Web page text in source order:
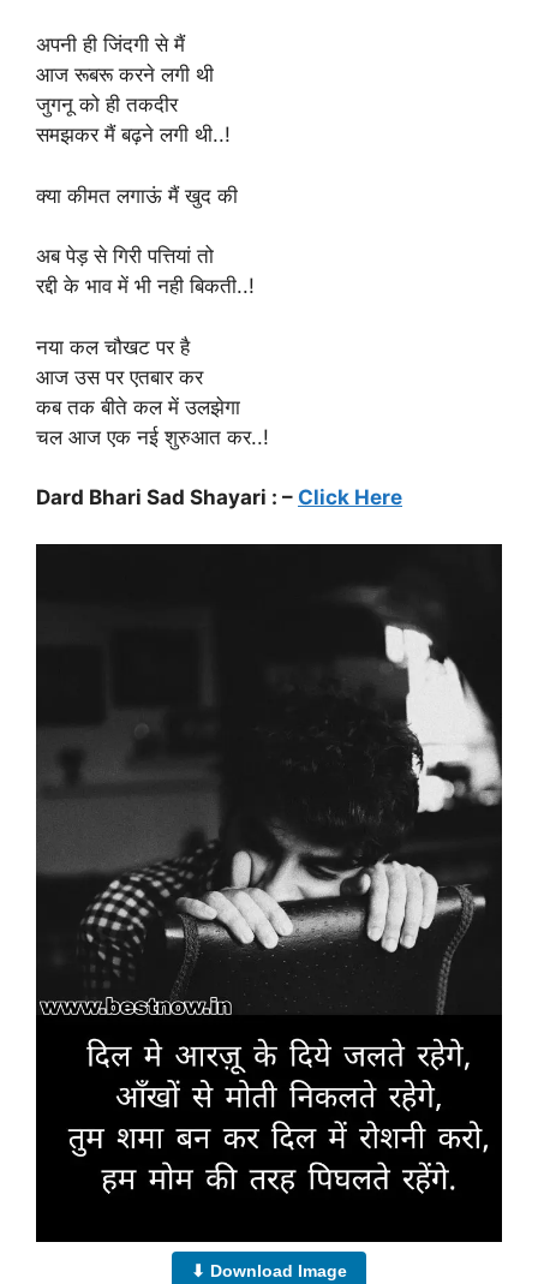
अपनी ही जिंदगी से मैं
आज रूबरू करने लगी थी
जुगनू को ही तकदीर
समझकर मैं बढ़ने लगी थी..!
क्या कीमत लगाऊं मैं खुद की
अब पेड़ से गिरी पत्तियां तो
रद्दी के भाव में भी नही बिकती..!
नया कल चौखट पर है
आज उस पर एतबार कर
कब तक बीते कल में उलझेगा
चल आज एक नई शुरुआत कर..!
Dard Bhari Sad Shayari : – Click Here
⬇ Download Image